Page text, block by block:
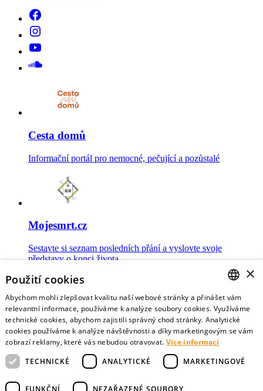
Cesta domů
Informační portál pro nemocné, pečující a pozůstalé
Mojesmrt.cz
Sestavte si seznam posledních přání a vyslovte svoje
představy o konci života
Data o umírání
Nejnovější data o postojích veřejnosti a zdravotníků k umírání
CZECH
ENGLISH
×
Použití cookies
Abychom mohli zlepšovat kvalitu naší webové stránky a přinášet vám
relevantní informace, používáme k analýze soubory cookies. Využíváme
technické cookies, abychom zajistili správný chod stránky. Analytické
cookies používáme k analýze návštěvnosti a díky marketingovým se vám
zobrazí reklamy, které vás nebudou otravovat. Více informací
TECHNICKÉ
ANALYTICKÉ MARKETINGOVÉ
FUNKČNÍ NEZAŘAZENÉ SOUBORY